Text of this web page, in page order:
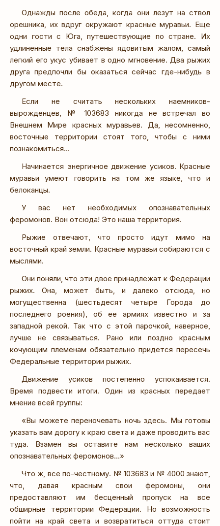
Однажды после обеда, когда они лезут на ствол
орешника, их вдруг окружают красные муравьи. Еще
одни гости с Юга, путешествующие по стране. Их
удлиненные тела снабжены ядовитым жалом, самый
легкий его укус убивает в одно мгновение. Два рыжих
друга предпочли бы оказаться сейчас где-нибудь в
другом месте.
Если не считать нескольких наемников-
вырожденцев, № 103683 никогда не встречал во
Внешнем Мире красных муравьев. Да, несомненно,
восточные территории стоят того, чтобы с ними
познакомиться…
Начинается энергичное движение усиков. Красные
муравьи умеют говорить на том же языке, что и
белоканцы.
У вас нет необходимых опознавательных
феромонов. Вон отсюда! Это наша территория.
Рыжие отвечают, что просто идут мимо на
восточный край земли. Красные муравьи собираются с
мыслями.
Они поняли, что эти двое принадлежат к Федерации
рыжих. Она, может быть, и далеко отсюда, но
могущественна (шестьдесят четыре Города до
последнего роения), об ее армиях известно и за
западной рекой. Так что с этой парочкой, наверное,
лучше не связываться. Рано или поздно красным
кочующим племенам обязательно придется пересечь
Федеральные территории рыжих.
Движение усиков постепенно успокаивается.
Время подвести итоги. Один из красных передает
мнение всей группы:
«Вы можете переночевать ночь здесь. Мы готовы
указать вам дорогу к краю света и даже проводить вас
туда. Взамен вы оставите нам несколько ваших
опознавательных феромонов…»
Что ж, все по-честному. № 103683 и № 4000 знают,
что, давая красным свои феромоны, они
предоставляют им бесценный пропуск на все
обширные территории Федерации. Но возможность
пойти на край света и возвратиться оттуда стоит